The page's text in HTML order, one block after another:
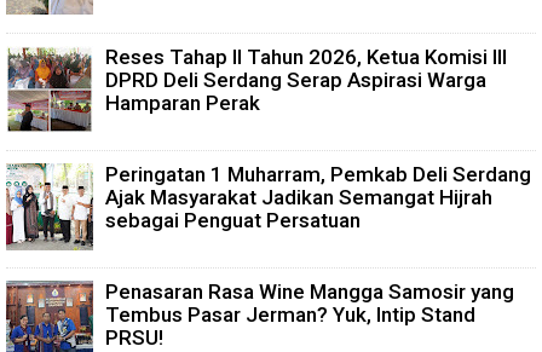
Reses Tahap II Tahun 2026, Ketua Komisi III
DPRD Deli Serdang Serap Aspirasi Warga
Hamparan Perak
Peringatan 1 Muharram, Pemkab Deli Serdang
Ajak Masyarakat Jadikan Semangat Hijrah
sebagai Penguat Persatuan
Penasaran Rasa Wine Mangga Samosir yang
Tembus Pasar Jerman? Yuk, Intip Stand
PRSU!